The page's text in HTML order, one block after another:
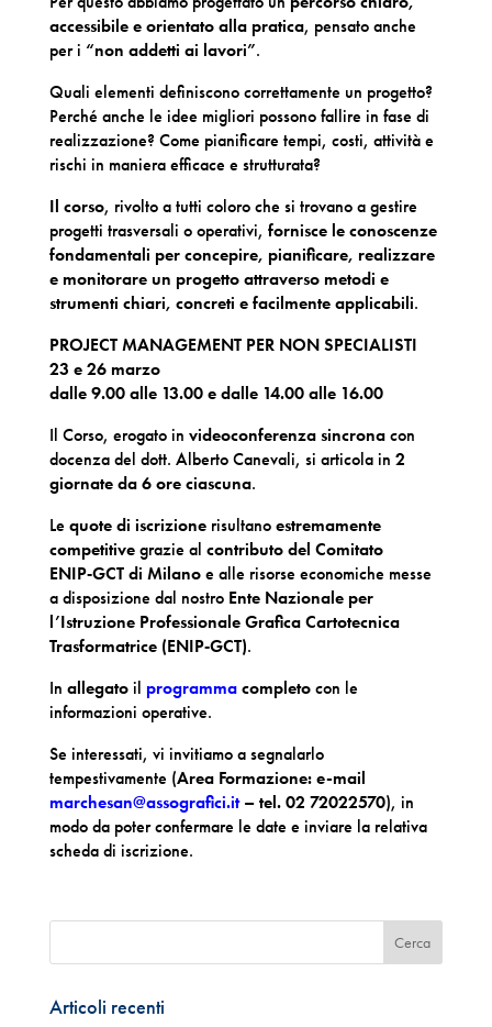
accessibile e orientato alla pratica, pensato anche
per i “non addetti ai lavori”.
Quali elementi definiscono correttamente un progetto?
Perché anche le idee migliori possono fallire in fase di
realizzazione? Come pianificare tempi, costi, attività e
rischi in maniera efficace e strutturata?
Il corso, rivolto a tutti coloro che si trovano a gestire
progetti trasversali o operativi, fornisce le conoscenze
fondamentali per concepire, pianificare, realizzare
e monitorare un progetto attraverso metodi e
strumenti chiari, concreti e facilmente applicabili.
PROJECT MANAGEMENT PER NON SPECIALISTI
23 e 26 marzo
dalle 9.00 alle 13.00 e dalle 14.00 alle 16.00
Il Corso, erogato in videoconferenza sincronacon
docenza del dott. Alberto Canevali, si articola in 2
giornate da 6 ore ciascuna.
Le quote di iscrizionerisultanoestremamente
competitivegrazie al contributo del Comitato
ENIP‑GCT di Milanoe alle risorse economiche messe
a disposizione dal nostro Ente Nazionale per
l’Istruzione Professionale Grafica Cartotecnica
Trasformatrice (ENIP‑GCT).
In allegatoil programmacompletocon le
informazioni operative.
Se interessati, vi invitiamo a segnalarlo
tempestivamente (Area Formazione: e-mail
marchesan@assografici.it– tel. 02 72022570), in
modo da poter confermare le date e inviare la relativa
scheda di iscrizione.
Articoli recenti